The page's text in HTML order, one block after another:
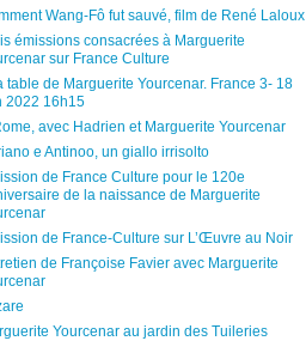
Wang-Fô fut sauvé, film de René Laloux
émissions consacrées à Marguerite
sur France Culture
table de Marguerite Yourcenar. France 3- 18
2022 16h15
avec Hadrien et Marguerite Yourcenar
e Antinoo, un giallo irrisolto
de France Culture pour le 120e
de la naissance de Marguerite
de France-Culture sur L’Œuvre au Noir
de Françoise Favier avec Marguerite
Yourcenar au jardin des Tuileries